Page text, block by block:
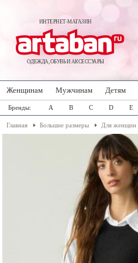
ИНТЕРНЕТ-МАГАЗИН
ОДЕЖДА, ОБУВЬ И АКСЕССУАРЫ
Женщинам Мужчинам Детям
Бренды: A B C D E
Главная Большие размеры Для женщин